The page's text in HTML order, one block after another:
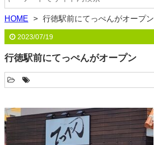
HOME 行徳駅前にてっぺんがオープン
2023/07/19
行徳駅前にてっぺんがオープン